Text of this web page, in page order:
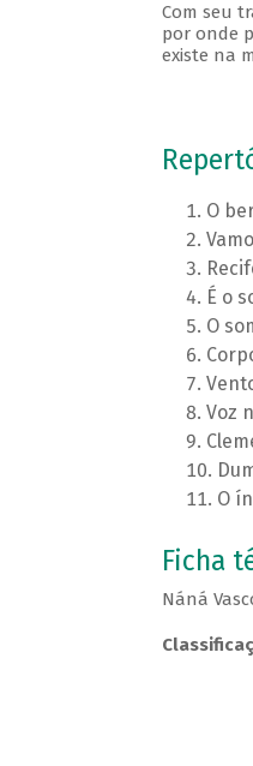
Com seu
por onde
existe na
O
É o
O
Voz
O
Ficha
Náná